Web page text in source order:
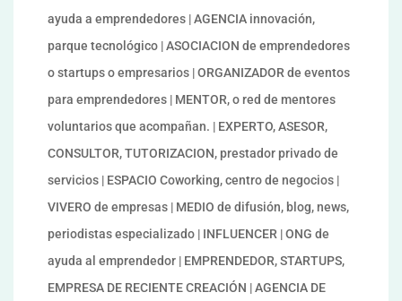
ayuda a emprendedores | AGENCIA innovación,
parque tecnológico | ASOCIACION de emprendedores
o startups o empresarios | ORGANIZADOR de eventos
para emprendedores | MENTOR, o red de mentores
voluntarios que acompañan. | EXPERTO, ASESOR,
CONSULTOR, TUTORIZACION, prestador privado de
servicios | ESPACIO Coworking, centro de negocios |
VIVERO de empresas | MEDIO de difusión, blog, news,
periodistas especializado | INFLUENCER | ONG de
ayuda al emprendedor | EMPRENDEDOR, STARTUPS,
EMPRESA DE RECIENTE CREACIÓN | AGENCIA DE